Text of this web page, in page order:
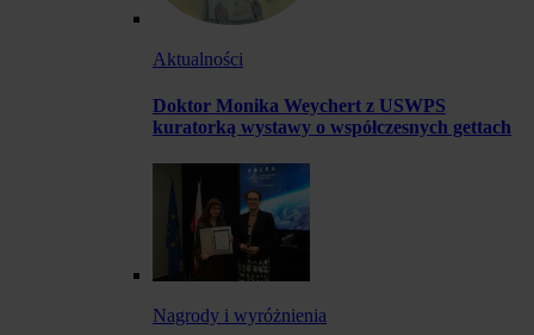
Aktualności
Doktor Monika Weychert z USWPS
kuratorką wystawy o współczesnych gettach
Nagrody i wyróżnienia